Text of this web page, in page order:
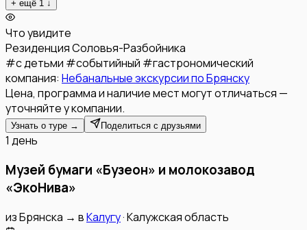
+ ещё 1 ↓
Что увидите
Резиденция Соловья-Разбойника
#с детьми #событийный #гастрономический
компания: Небанальные экскурсии по Брянску
Цена, программа и наличие мест могут отличаться —
уточняйте у компании.
Узнать о туре → Поделиться с друзьями
1 день
Музей бумаги «Бузеон» и молокозавод
«ЭкоНива»
изБрянска → вКалугу·Калужская область